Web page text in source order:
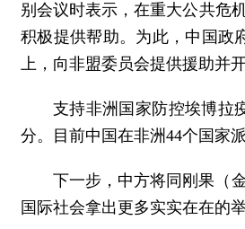
别会议时表示，在重大公共危
积极提供帮助。为此，中国政
上，向非盟委员会提供援助并
支持非洲国家防控埃博拉
分。目前中国在非洲44个国家
下一步，中方将同刚果（
国际社会拿出更多实实在在的